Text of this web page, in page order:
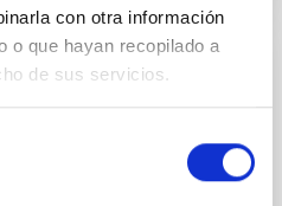
con otra información
o que hayan recopilado a
de sus servicios.
de los Muchachos